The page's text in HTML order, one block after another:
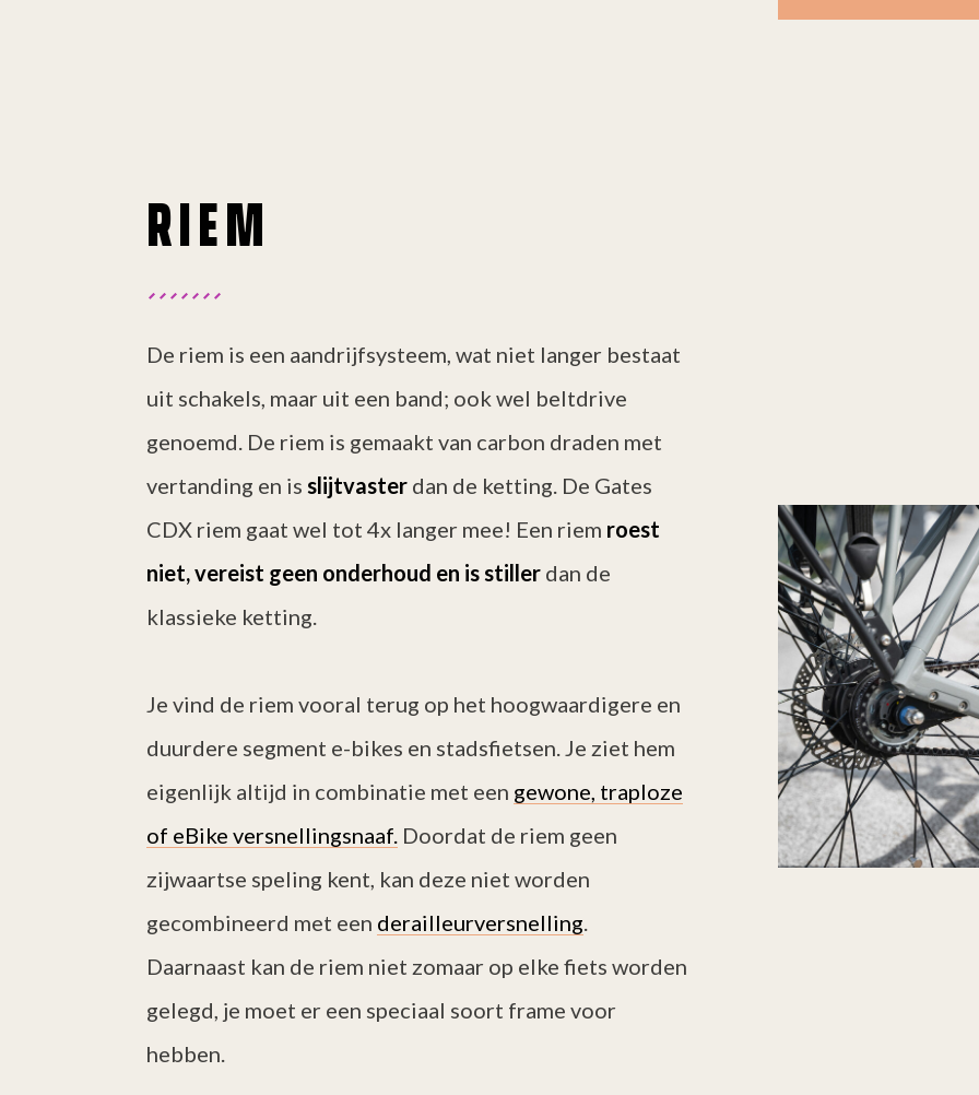
RIEM
De riem is een aandrijfsysteem, wat niet langer bestaat
uit schakels, maar uit een band; ook wel beltdrive
genoemd. De riem is gemaakt van carbon draden met
vertanding en isslijtvaster dan de ketting. De Gates
CDX riem gaat wel tot 4x langer mee! Een riem roest
niet, vereist geen onderhoud en is stiller dan de
klassieke ketting.
Je vind de riem vooral terug op het hoogwaardigere en
duurdere segment e-bikes en stadsfietsen. Je ziet hem
eigenlijk altijd in combinatie met een gewone, traploze
of eBike versnellingsnaaf. Doordat de riem geen
zijwaartse speling kent, kan deze niet worden
gecombineerd met een derailleurversnelling.
Daarnaast kan de riem niet zomaar op elke fiets worden
gelegd, je moet er een speciaal soort frame voor
hebben.